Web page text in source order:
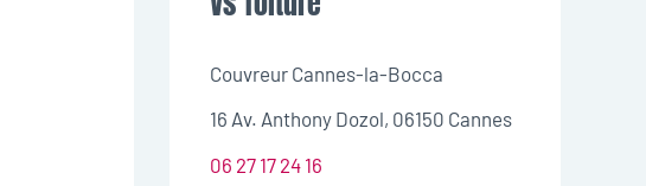
Couvreur Cannes-la-Bocca
16 Av. Anthony Dozol, 06150 Cannes
06 27 17 24 16